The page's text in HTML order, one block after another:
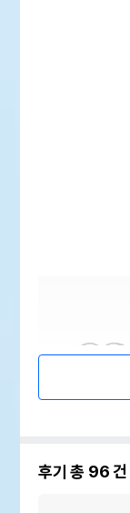
후기 총 96건